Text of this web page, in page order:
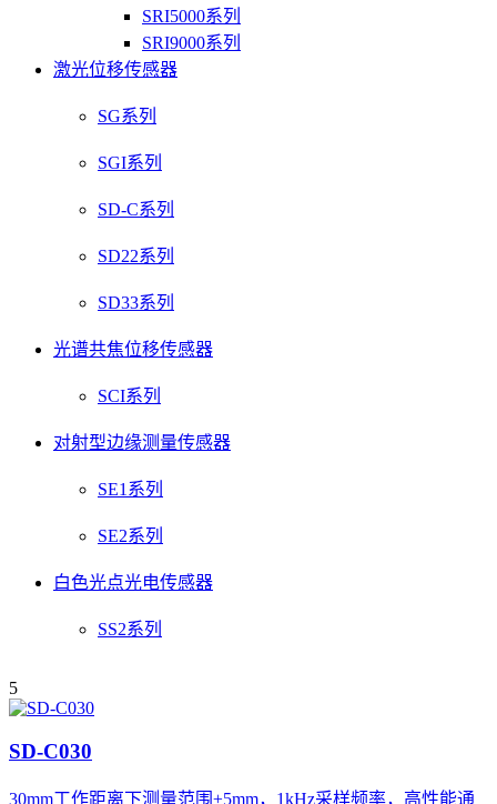
SRI5000系列
SRI9000系列
激光位移传感器
SG系列
SGI系列
SD-C系列
SD22系列
SD33系列
光谱共焦位移传感器
SCI系列
对射型边缘测量传感器
SE1系列
SE2系列
白色光点光电传感器
SS2系列
5
SD-C030
30mm工作距离下测量范围±5mm，1kHz采样频率，高性能通